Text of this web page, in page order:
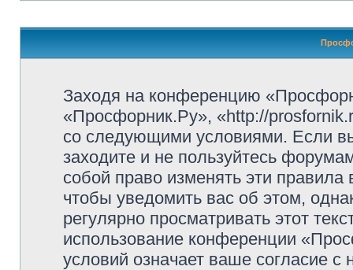
Заходя на конференцию
«Просфорник.Ру», «http://
со следующими условиями. Если
заходите и не пользуйтесь
собой право изменять эти
чтобы уведомить вас об этом,
регулярно просматривать этот
использование конференции
условий означает ваше согласие с